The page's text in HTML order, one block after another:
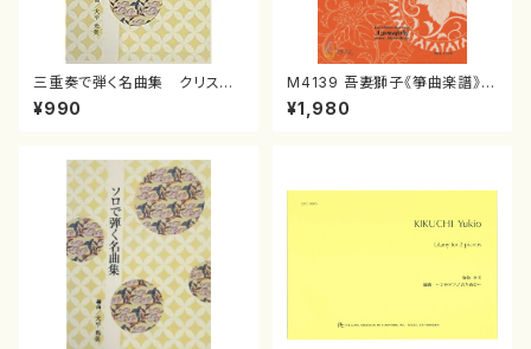
三重奏で弾く名曲集 クリスマ
スメドレー( 箏2/大平光美 編
曲/楽譜）
¥990
M4139 吾妻獅子《箏曲楽譜》
（箏/宮城道雄著・宮城宗家監修/
箏曲古典楽譜）
¥1,980